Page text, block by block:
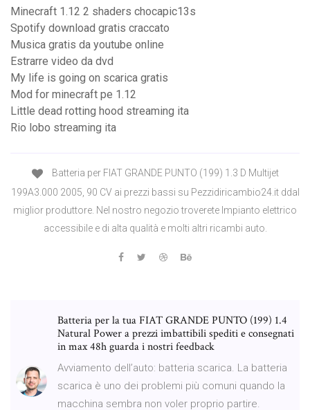
Minecraft 1.12 2 shaders chocapic13s
Spotify download gratis craccato
Musica gratis da youtube online
Estrarre video da dvd
My life is going on scarica gratis
Mod for minecraft pe 1.12
Little dead rotting hood streaming ita
Rio lobo streaming ita
Batteria per FIAT GRANDE PUNTO (199) 1.3 D Multijet
199A3.000 2005, 90 CV ai prezzi bassi su Pezzidiricambio24.it ddal
miglior produttore. Nel nostro negozio troverete Impianto elettrico
accessibile e di alta qualità e molti altri ricambi auto.
Batteria per la tua FIAT GRANDE PUNTO (199) 1.4
Natural Power a prezzi imbattibili spediti e consegnati
in max 48h guarda i nostri feedback
Avviamento dell’auto: batteria scarica. La batteria
scarica è uno dei problemi più comuni quando la
macchina sembra non voler proprio partire.